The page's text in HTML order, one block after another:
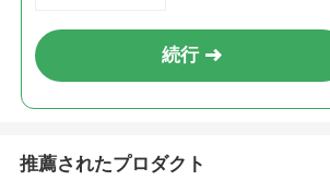
続行
推薦されたプロダクト